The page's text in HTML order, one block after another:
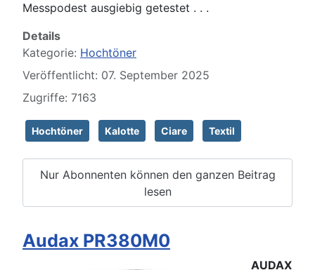
Messpodest ausgiebig getestet . . .
Details
Kategorie: Hochtöner
Veröffentlicht: 07. September 2025
Zugriffe: 7163
Hochtöner Kalotte Ciare Textil
Nur Abonnenten können den ganzen Beitrag
lesen
Audax PR380M0
AUDAX